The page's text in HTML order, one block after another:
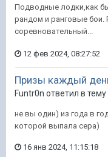
Подводные лодки,как
рандом и ранговые бои.
соревновательный...
12 фев 2024, 08:27:52
Призы каждый
Funtr0n ответил в
не вы один) из года в
которой выпала сера)
16 янв 2024, 11:15:18